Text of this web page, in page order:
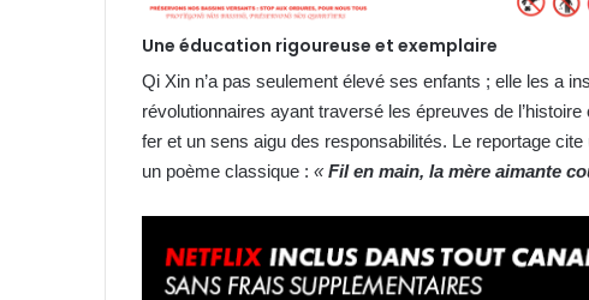
Une éducation rigoureuse et exemplaire
Qi Xin n’a pas seulement élevé ses enfants ; elle les a
révolutionnaires ayant traversé les épreuves de
fer et un sens aigu des responsabilités. Le reportage
un poème classique : «Fil en main, la mère aimante